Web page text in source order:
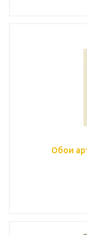
Обои